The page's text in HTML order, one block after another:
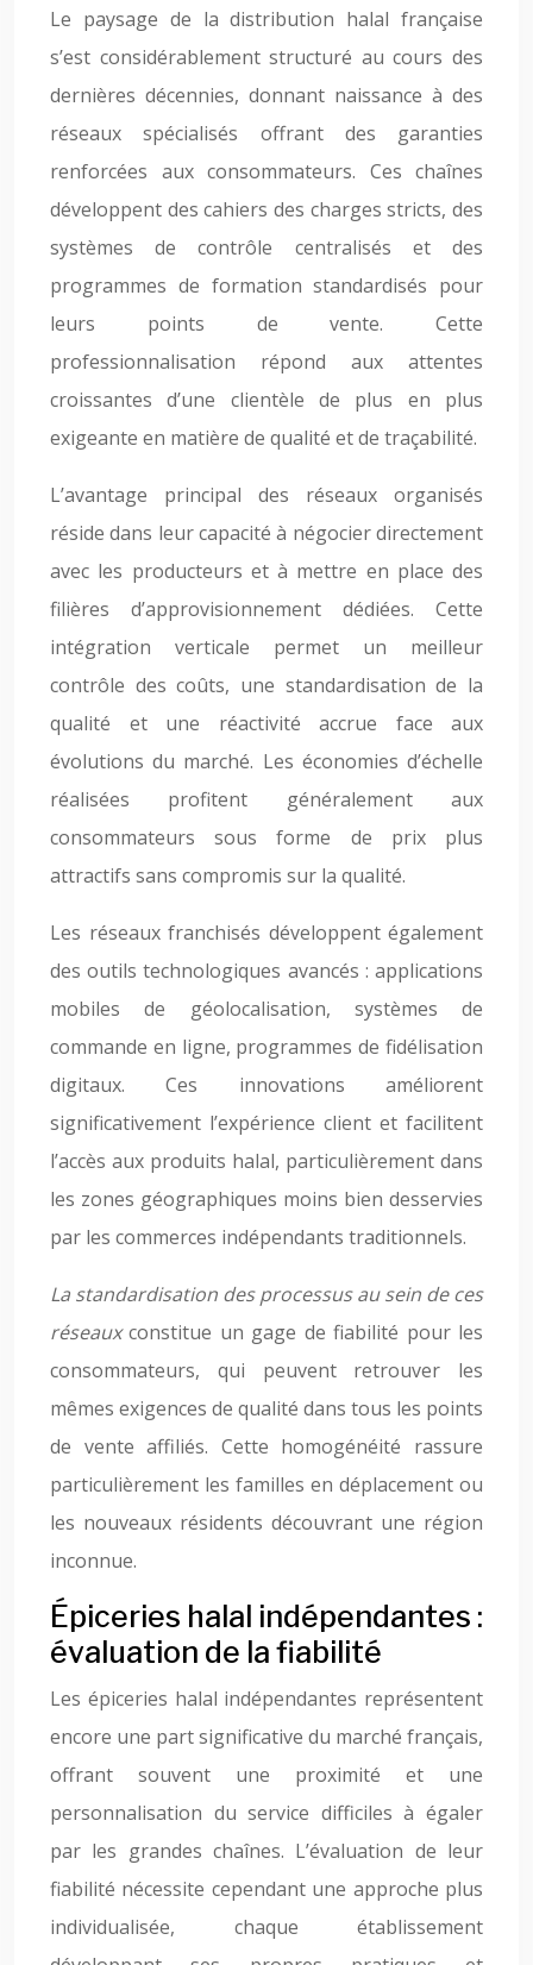
Le paysage de la distribution halal française
s’est considérablement structuré au cours des
dernières décennies, donnant naissance à des
réseaux spécialisés offrant des garanties
renforcées aux consommateurs. Ces chaînes
développent des cahiers des charges stricts, des
systèmes de contrôle centralisés et des
programmes de formation standardisés pour
leurs points de vente. Cette
professionnalisation répond aux attentes
croissantes d’une clientèle de plus en plus
exigeante en matière de qualité et de traçabilité.
L’avantage principal des réseaux organisés
réside dans leur capacité à négocier directement
avec les producteurs et à mettre en place des
filières d’approvisionnement dédiées. Cette
intégration verticale permet un meilleur
contrôle des coûts, une standardisation de la
qualité et une réactivité accrue face aux
évolutions du marché. Les économies d’échelle
réalisées profitent généralement aux
consommateurs sous forme de prix plus
attractifs sans compromis sur la qualité.
Les réseaux franchisés développent également
des outils technologiques avancés : applications
mobiles de géolocalisation, systèmes de
commande en ligne, programmes de fidélisation
digitaux. Ces innovations améliorent
significativement l’expérience client et facilitent
l’accès aux produits halal, particulièrement dans
les zones géographiques moins bien desservies
par les commerces indépendants traditionnels.
La standardisation des processus au sein de ces
réseauxconstitue un gage de fiabilité pour les
consommateurs, qui peuvent retrouver les
mêmes exigences de qualité dans tous les points
de vente affiliés. Cette homogénéité rassure
particulièrement les familles en déplacement ou
les nouveaux résidents découvrant une région
inconnue.
Épiceries halal indépendantes :
évaluation de la fiabilité
Les épiceries halal indépendantes représentent
encore une part significative du marché français,
offrant souvent une proximité et une
personnalisation du service difficiles à égaler
par les grandes chaînes. L’évaluation de leur
fiabilité nécessite cependant une approche plus
individualisée, chaque établissement